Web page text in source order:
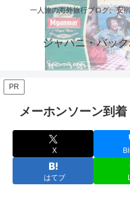
一人旅の海外旅行ブログ。安
ジャパニ・バッ
PR
メーホンソーン到着
X
はてブ